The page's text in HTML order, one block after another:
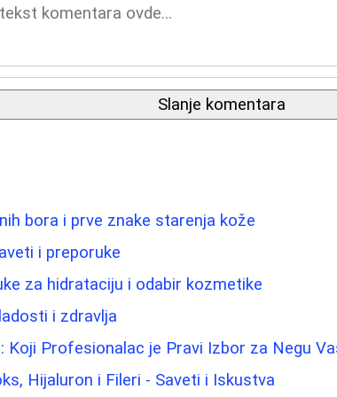
Slanje komentara
bora i prve znake starenja kože
i preporuke
za hidrataciju i odabir kozmetike
i zdravlja
Profesionalac je Pravi Izbor za Negu
Hijaluron i Fileri - Saveti i Iskustva